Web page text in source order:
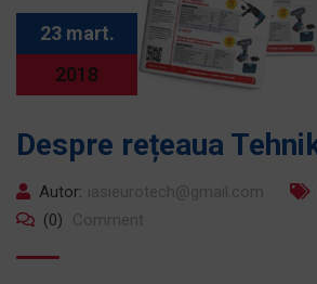
23 mart.
2018
Despre rețeaua
Autor:
(0)